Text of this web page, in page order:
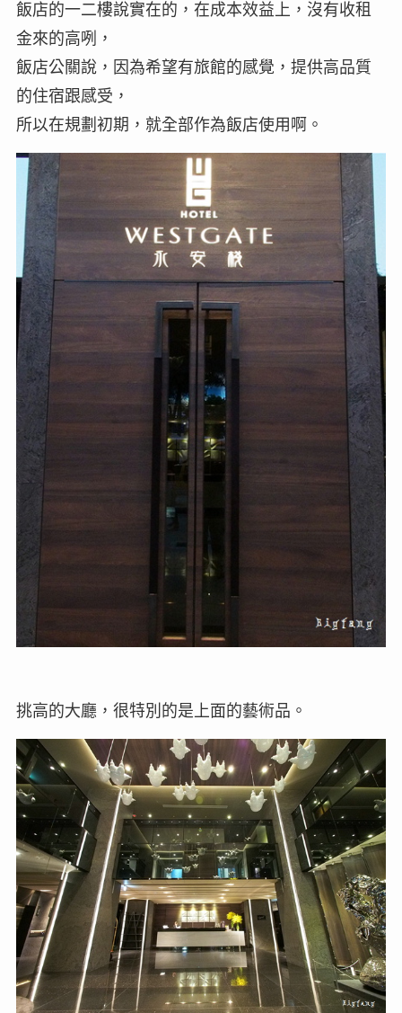
飯店的一二樓說實在的，在成本效益上，沒有收租
金來的高咧，
飯店公關說，因為希望有旅館的感覺，提供高品質
的住宿跟感受，
所以在規劃初期，就全部作為飯店使用啊。
挑高的大廳，很特別的是上面的藝術品。